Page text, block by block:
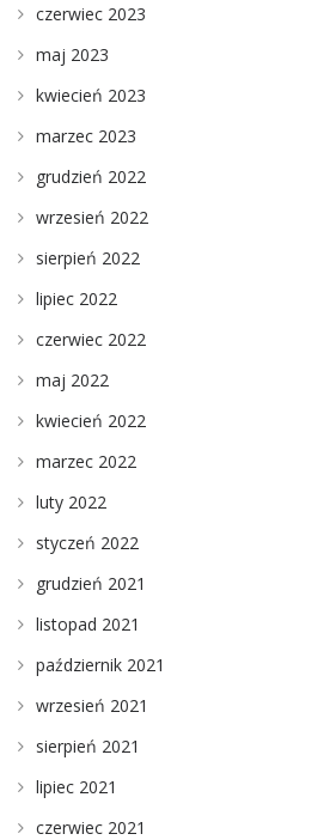
czerwiec 2023
maj 2023
kwiecień 2023
marzec 2023
grudzień 2022
wrzesień 2022
sierpień 2022
lipiec 2022
czerwiec 2022
maj 2022
kwiecień 2022
marzec 2022
luty 2022
styczeń 2022
grudzień 2021
listopad 2021
październik 2021
wrzesień 2021
sierpień 2021
lipiec 2021
czerwiec 2021